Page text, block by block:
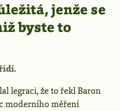
jenže se
byste to
legraci, že to řekl Baron
moderního měření